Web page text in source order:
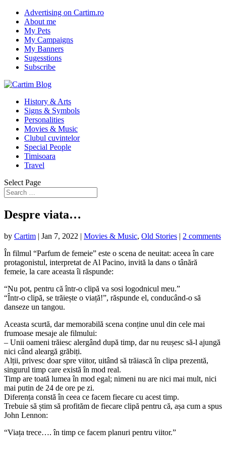
Advertising on Cartim.ro
About me
My Pets
My Campaigns
My Banners
Sugesstions
Subscribe
History & Arts
Signs & Symbols
Personalities
Movies & Music
Clubul cuvintelor
Special People
Timisoara
Travel
Select Page
Despre viata…
by Cartim | Jan 7, 2022 | Movies & Music, Old Stories | 2 comments
În filmul “Parfum de femeie” este o scena de neuitat: aceea în care
protagonistul, interpretat de Al Pacino, invită la dans o tânără
femeie, la care aceasta îi răspunde:
“Nu pot, pentru că într-o clipă va sosi logodnicul meu.”
“Într-o clipă, se trăiește o viață!”, răspunde el, conducând-o să
danseze un tangou.
Aceasta scurtă, dar memorabilă scena conține unul din cele mai
frumoase mesaje ale filmului:
– Unii oameni trăiesc alergând după timp, dar nu reușesc să-l ajungă
nici când aleargă grăbiți.
Alții, privesc doar spre viitor, uitând să trăiască în clipa prezentă,
singurul timp care există în mod real.
Timp are toată lumea în mod egal; nimeni nu are nici mai mult, nici
mai putin de 24 de ore pe zi.
Diferența constă în ceea ce facem fiecare cu acest timp.
Trebuie să știm să profităm de fiecare clipă pentru că, așa cum a spus
John Lennon:
“Viața trece…. în timp ce facem planuri pentru viitor.”